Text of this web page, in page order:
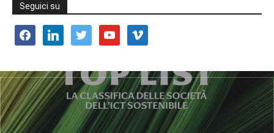
Seguici su
facebooklinkedin twitter youtube vimeo